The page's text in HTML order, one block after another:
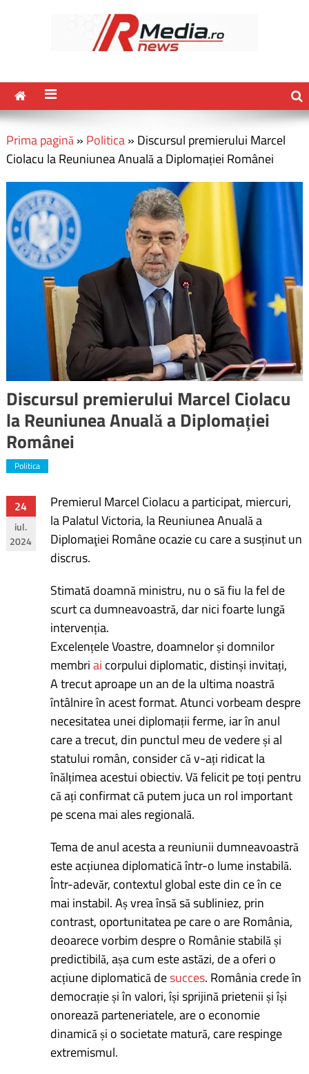
Prima pagină» Politica» Discursul premierului Marcel
Ciolacu la Reuniunea Anuală a Diplomației Românei
Discursul premierului Marcel Ciolacu
la Reuniunea Anuală a Diplomației
Românei
Politica
24
iul.
2024
Premierul Marcel Ciolacu a participat, miercuri,
la Palatul Victoria, la Reuniunea Anuală a
Diplomaţiei Române ocazie cu care a susținut un
discrus.
Stimată doamnă ministru, nu o să fiu la fel de
scurt ca dumneavoastră, dar nici foarte lungă
intervenția.
Excelențele Voastre, doamnelor și domnilor
membriai corpului diplomatic, distinși invitați,
A trecut aproape un an de la ultima noastră
întâlnire în acest format. Atunci vorbeam despre
necesitatea unei diplomații ferme, iar în anul
care a trecut, din punctul meu de vedere și al
statului român, consider că v-ați ridicat la
înălțimea acestui obiectiv. Vă felicit pe toți pentru
că ați confirmat că putem juca un rol important
pe scena mai ales regională.
Tema de anul acesta a reuniunii dumneavoastră
este acțiunea diplomatică într-o lume instabilă.
Într-adevăr, contextul global este din ce în ce
mai instabil. Aș vrea însă să subliniez, prin
contrast, oportunitatea pe care o are România,
deoarece vorbim despre o Românie stabilă și
predictibilă, așa cum este astăzi, de a oferi o
acțiune diplomatică desucces. România crede în
democrație și în valori, își sprijină prietenii și își
onorează parteneriatele, are o economie
dinamică și o societate matură, care respinge
extremismul.
Navigare
în
articole